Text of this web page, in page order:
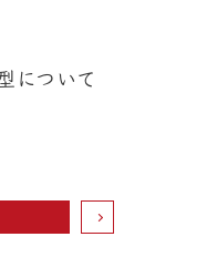
について